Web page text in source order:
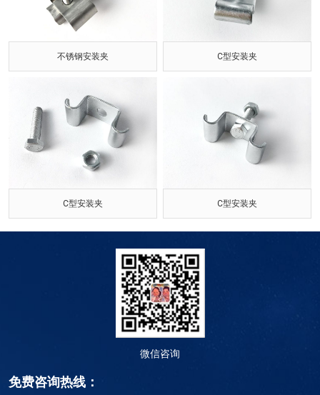
不锈钢安装夹 C型安装夹
C型安装夹 C型安装夹
微信咨询
免费咨询热线：